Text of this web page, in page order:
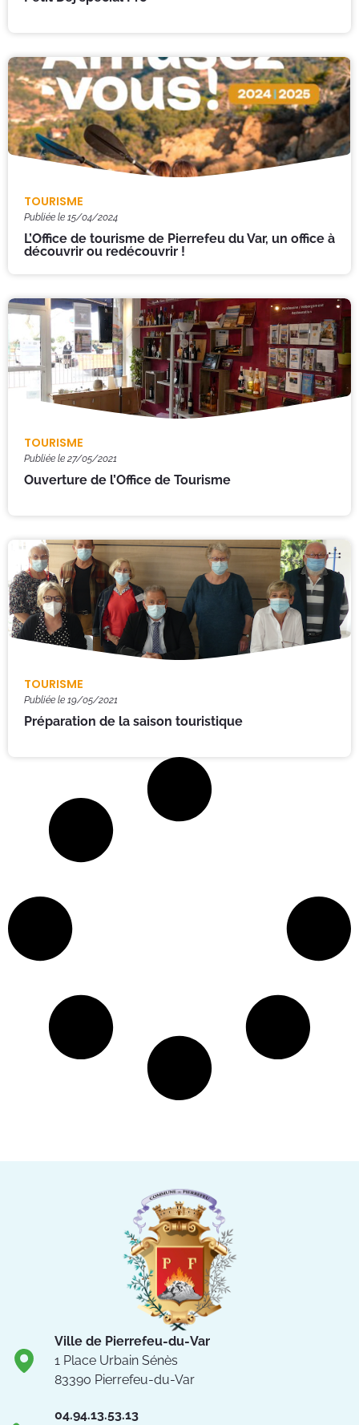
TOURISME
Publiée le 15/04/2024
L’Office de tourisme de Pierrefeu du Var, un office à
découvrir ou redécouvrir !
TOURISME
Publiée le 27/05/2021
Ouverture de l’Office de Tourisme
TOURISME
Publiée le 19/05/2021
Préparation de la saison touristique
Ville de Pierrefeu-du-Var
1 Place Urbain Sénès
83390 Pierrefeu-du-Var
04.94.13.53.13